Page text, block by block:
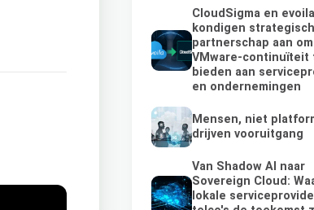
CloudSigma en evoila
kondigen strategisch
partnerschap aan om
VMware-continuïteit
bieden aan
en ondernemingen
Mensen, niet
drijven vooruitgang
Van Shadow AI naar
Sovereign Cloud:
lokale